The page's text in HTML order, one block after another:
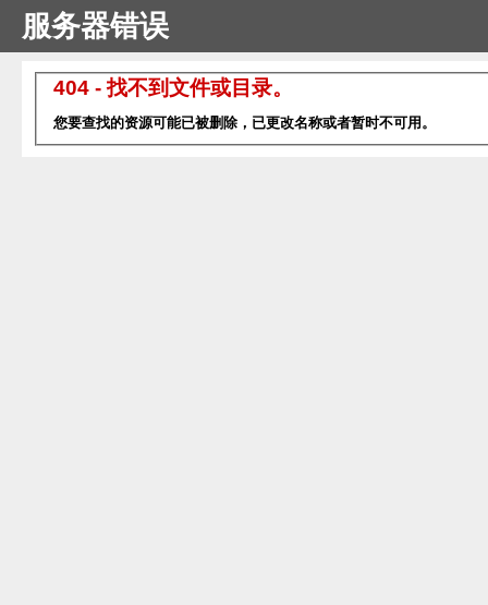
服务器错误
404 - 找不到文件或目录。
您要查找的资源可能已被删除，已更改名称或者暂时不可用。